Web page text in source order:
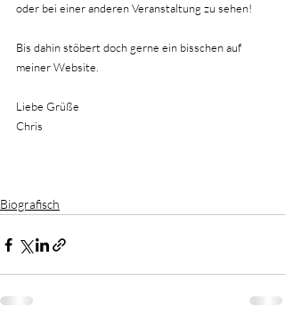
oder bei einer anderen Veranstaltung zu sehen!
Bis dahin stöbert doch gerne ein bisschen auf
meiner Website.
Liebe Grüße
Chris
Biografisch